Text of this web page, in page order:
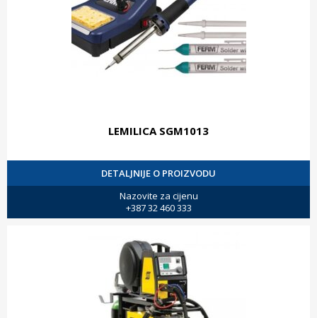
LEMILICA SGM1013
DETALJNIJE O PROIZVODU
Nazovite za cijenu
+387 32 460 333